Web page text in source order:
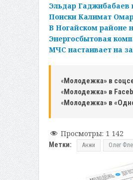
Эльдар Гаджибабаев
Поиски Калимат
В Ногайском районе
Энергосбытовая
МЧС настаивает на
«Молодежка» в
«Молодежка» в
«Молодежка» в
Просмотры: 1 142
Метки: Анжи Олег